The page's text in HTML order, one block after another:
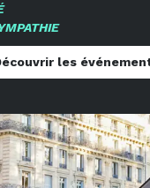
les